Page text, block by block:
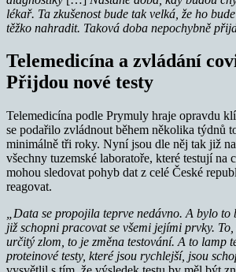
lékař. Ta zkušenost bude tak velká, že ho
těžko nahradit. Taková doba nepochybně
Telemedicína a zvládání
Přijdou nové testy
Telemedicína podle Prymuly hraje opravdu
se podařilo zvládnout během několika týdnů
minimálně tři roky. Nyní jsou dle něj tak již
všechny tuzemské laboratoře, které testují na
mohou sledovat pohyb dat z celé České
reagovat.
„Data se propojila teprve nedávno. A bylo to
již schopni pracovat se všemi jejími prvky.
určitý zlom, to je změna testování. A to lamp
proteinové testy, které jsou rychlejší, jsou